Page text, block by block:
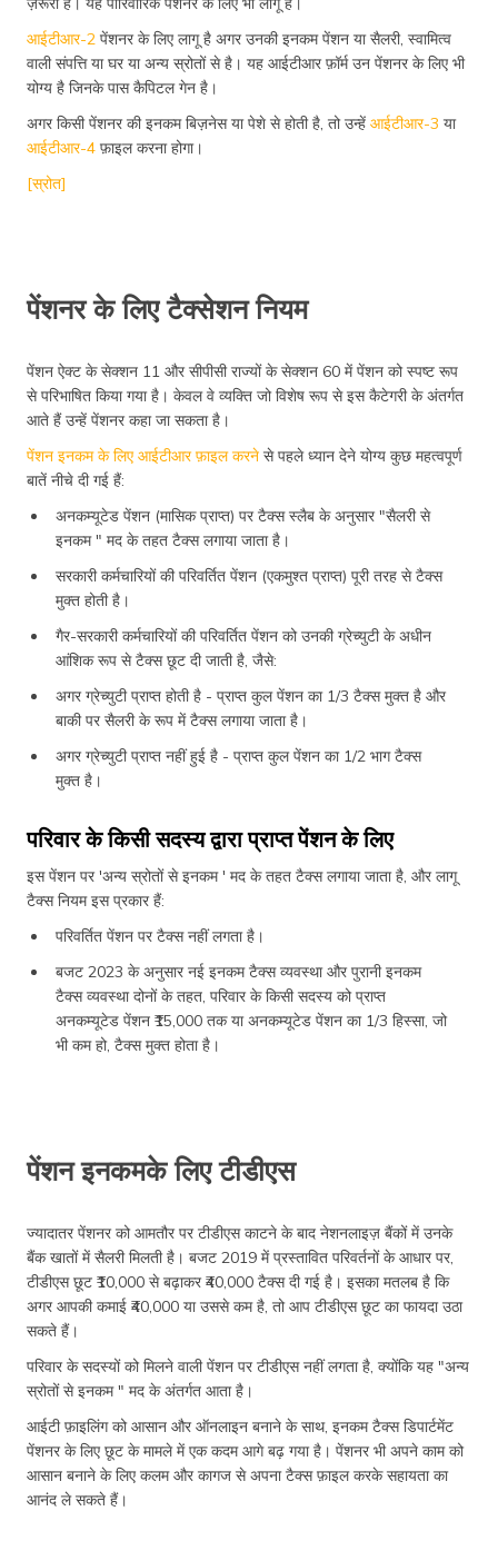
आईटीआर-2 पेंशनर के लिए लागू है अगर उनकी इनकम पेंशन या सैलरी, स्वामित्व
वाली संपत्ति या घर या अन्य स्रोतों से है। यह आईटीआर फ़ॉर्म उन पेंशनर के लिए भी
योग्य है जिनके पास कैपिटल गेन है।
अगर किसी पेंशनर की इनकम बिज़नेस या पेशे से होती है, तो उन्हें आईटीआर-3 या
आईटीआर-4 फ़ाइल करना होगा।
[स्रोत]
पेंशनर के लिए टैक्सेशन नियम
पेंशन ऐक्ट के सेक्शन 11 और सीपीसी राज्यों के सेक्शन 60 में पेंशन को स्पष्ट रूप
से परिभाषित किया गया है। केवल वे व्यक्ति जो विशेष रूप से इस कैटेगरी के अंतर्गत
आते हैं उन्हें पेंशनर कहा जा सकता है।
पेंशन इनकम के लिए आईटीआर फ़ाइल करने से पहले ध्यान देने योग्य कुछ महत्वपूर्ण
बातें नीचे दी गई हैं:
अनकम्यूटेड पेंशन (मासिक प्राप्त) पर टैक्स स्लैब के अनुसार "सैलरी से
इनकम " मद के तहत टैक्स लगाया जाता है।
सरकारी कर्मचारियों की परिवर्तित पेंशन (एकमुश्त प्राप्त) पूरी तरह से टैक्स
मुक्त होती है।
गैर-सरकारी कर्मचारियों की परिवर्तित पेंशन को उनकी ग्रेच्युटी के अधीन
आंशिक रूप से टैक्स छूट दी जाती है, जैसे:
अगर ग्रेच्युटी प्राप्त होती है - प्राप्त कुल पेंशन का 1/3 टैक्स मुक्त है और
बाकी पर सैलरी के रूप में टैक्स लगाया जाता है।
अगर ग्रेच्युटी प्राप्त नहीं हुई है - प्राप्त कुल पेंशन का 1/2 भाग टैक्स
मुक्त है।
परिवार के किसी सदस्य द्वारा प्राप्त पेंशन के लिए
इस पेंशन पर 'अन्य स्रोतों से इनकम ' मद के तहत टैक्स लगाया जाता है, और लागू
टैक्स नियम इस प्रकार हैं:
परिवर्तित पेंशन पर टैक्स नहीं लगता है।
बजट 2023 के अनुसार नई इनकम टैक्स व्यवस्था और पुरानी इनकम
टैक्स व्यवस्था दोनों के तहत, परिवार के किसी सदस्य को प्राप्त
अनकम्यूटेड पेंशन ₹15,000 तक या अनकम्यूटेड पेंशन का 1/3 हिस्सा, जो
भी कम हो, टैक्स मुक्त होता है।
पेंशन इनकमके लिए टीडीएस
ज्यादातर पेंशनर को आमतौर पर टीडीएस काटने के बाद नेशनलाइज़ बैंकों में उनके
बैंक खातों में सैलरी मिलती है। बजट 2019 में प्रस्तावित परिवर्तनों के आधार पर,
टीडीएस छूट ₹10,000 से बढ़ाकर ₹40,000 टैक्स दी गई है। इसका मतलब है कि
अगर आपकी कमाई ₹40,000 या उससे कम है, तो आप टीडीएस छूट का फायदा उठा
सकते हैं।
परिवार के सदस्यों को मिलने वाली पेंशन पर टीडीएस नहीं लगता है, क्योंकि यह "अन्य
स्रोतों से इनकम " मद के अंतर्गत आता है।
आईटी फ़ाइलिंग को आसान और ऑनलाइन बनाने के साथ, इनकम टैक्स डिपार्टमेंट
पेंशनर के लिए छूट के मामले में एक कदम आगे बढ़ गया है। पेंशनर भी अपने काम को
आसान बनाने के लिए कलम और कागज से अपना टैक्स फ़ाइल करके सहायता का
आनंद ले सकते हैं।